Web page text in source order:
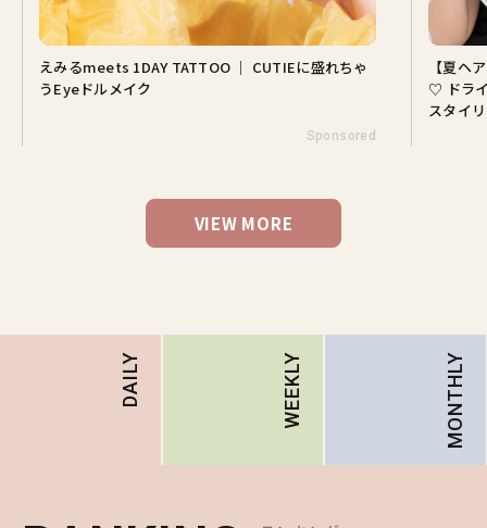
えみるmeets 1DAY TATTOO ｜ CUTIEに盛れちゃ
うEyeドルメイク
Sponsored
【夏ヘ
♡ ドラ
スタイ
VIEW MORE
DAILY WEEKLY MONTHLY